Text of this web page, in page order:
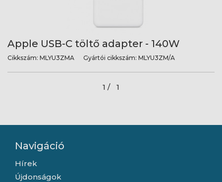
Apple USB-C töltő adapter - 140W
Cikkszám: MLYU3ZMA Gyártói cikkszám: MLYU3ZM/A
1 / 1
Navigáció
Hírek
Újdonságok